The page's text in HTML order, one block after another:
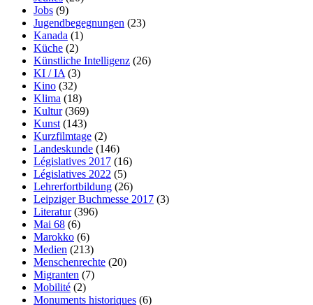
Jobs (9)
Jugendbegegnungen (23)
Kanada (1)
Küche (2)
Künstliche Intelligenz (26)
KI / IA (3)
Kino (32)
Klima (18)
Kultur(369)
Kunst (143)
Kurzfilmtage (2)
Landeskunde (146)
Législatives 2017 (16)
Législatives 2022 (5)
Lehrerfortbildung (26)
Leipziger Buchmesse 2017 (3)
Literatur(396)
Mai 68 (6)
Marokko (6)
Medien (213)
Menschenrechte (20)
Migranten (7)
Mobilité (2)
Monuments historiques (6)